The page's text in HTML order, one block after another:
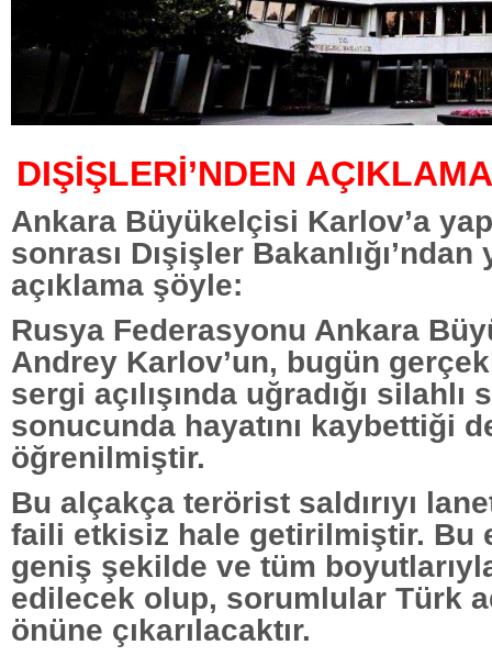
DIŞİŞLERİ’NDEN AÇIKLAMA
Ankara Büyükelçisi Karlov’a
sonrası Dışişler Bakanlığı’ndan
açıklama şöyle:
Rusya Federasyonu Ankara
Andrey Karlov’un, bugün
sergi açılışında uğradığı silahlı
sonucunda hayatını kaybettiği
öğrenilmiştir.
Bu alçakça terörist saldırıyı
faili etkisiz hale getirilmiştir. Bu
geniş şekilde ve tüm
edilecek olup, sorumlular Türk
önüne çıkarılacaktır.